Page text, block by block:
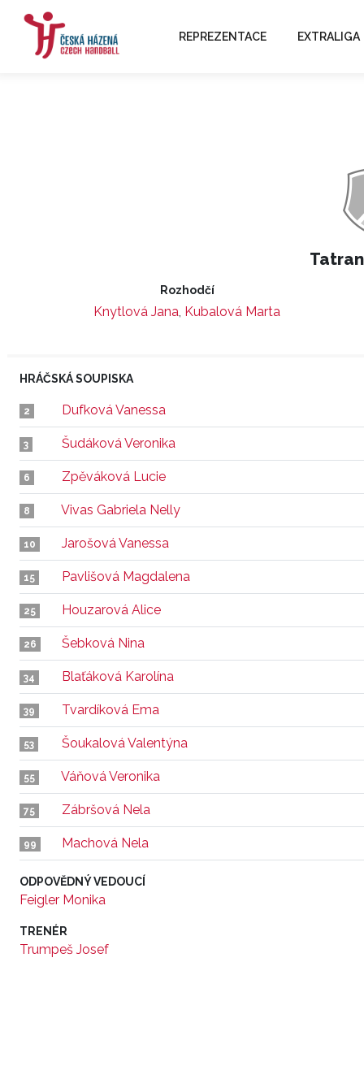
REPREZENTACE EXTRALIGA
Rozhodčí
Knytlová Jana, Kubalová Marta
HRÁČSKÁ SOUPISKA
2 Dufková Vanessa
3 Šudáková Veronika
6 Zpěváková Lucie
8 Vivas Gabriela Nelly
10 Jarošová Vanessa
15 Pavlišová Magdalena
25 Houzarová Alice
26 Šebková Nina
34 Blaťáková Karolína
39 Tvardíková Ema
53 Šoukalová Valentýna
55 Váňová Veronika
75 Zábršová Nela
99 Machová Nela
ODPOVĚDNÝ VEDOUCÍ
Feigler Monika
TRENÉR
Trumpeš Josef